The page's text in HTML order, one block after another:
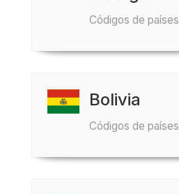
Códigos de países
Bolivia
Códigos de países